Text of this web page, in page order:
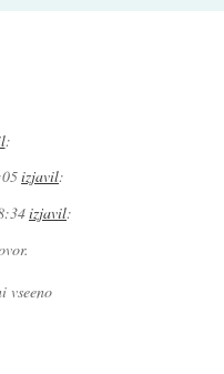
:
izjavil:
izjavil:
vseeno